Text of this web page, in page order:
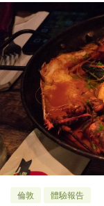
倫敦 體驗報告